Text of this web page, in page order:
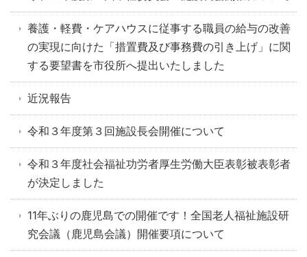
養護・軽費・ケアハウスに従事する職員の給与の改善
の実現に向けた「措置費及び事務費の引き上げ」に関
する要望書を市役所へ提出いたしました
近況報告
令和３年度第３回施設長会開催について
令和３年度社会福祉功労者厚生労働大臣表彰被表彰者
が決定しました
11年ぶりの鹿児島での開催です！全国老人福祉施設研
究会議（鹿児島会議）開催要項について